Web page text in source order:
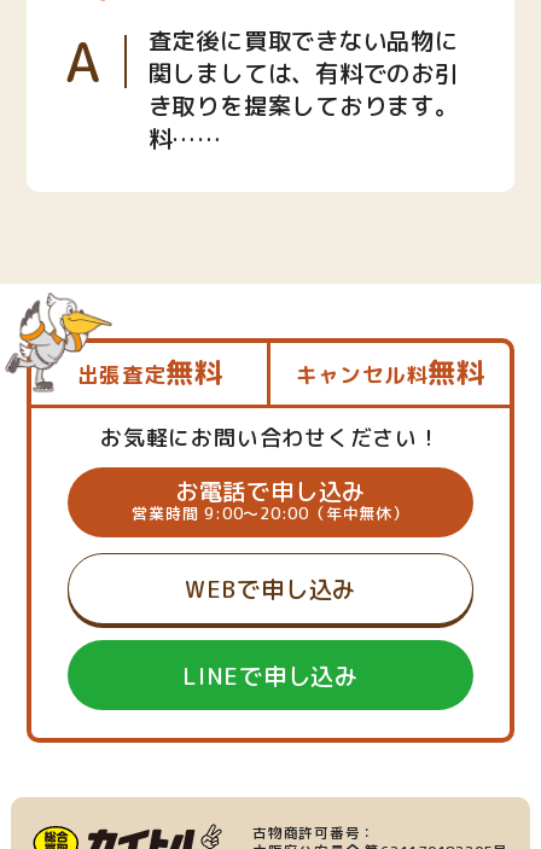
A
査定後に買取できない品物に
関しましては、有料でのお引
き取りを提案しております。
料……
出張査定無料 キャンセル料無料
お気軽にお問い合わせください！
お電話で申し込み
営業時間 9:00～20:00（年中無休）
WEBで申し込み
LINEで申し込み
古物商許可番号：